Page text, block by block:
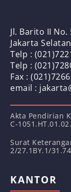
Jl. Barito II
Jakarta Selatan
Telp :
Telp :
Fax :
email :
Akta Pendirian
C-
Surat
2/27.1BY.1/
KANTOR